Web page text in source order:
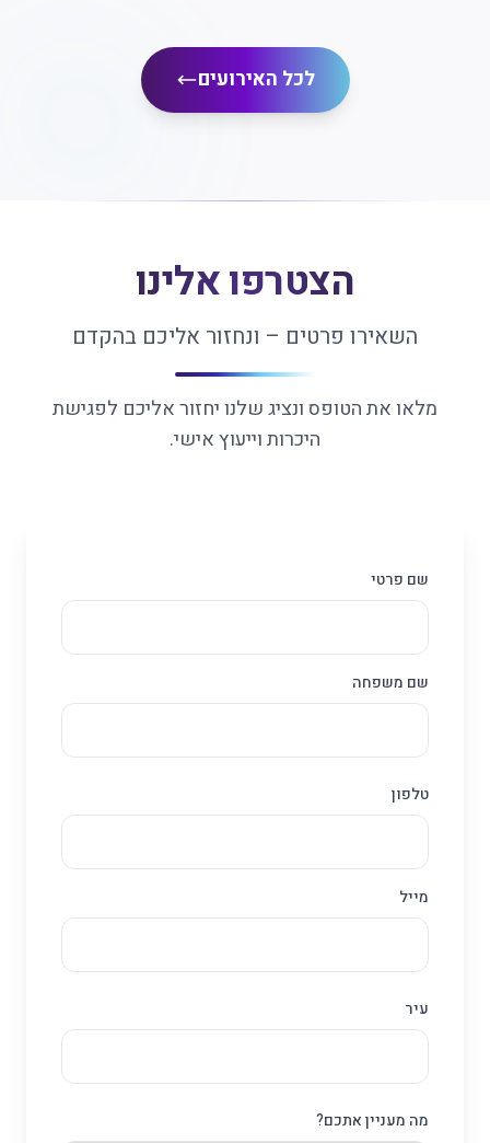
לכל האירועים
הצטרפו אלינו
השאירו פרטים – ונחזור אליכם בהקדם
מלאו את הטופס ונציג שלנו יחזור אליכם לפגישת
היכרות וייעוץ אישי.
שם פרטי
שם משפחה
טלפון
מייל
עיר
מה מעניין אתכם?